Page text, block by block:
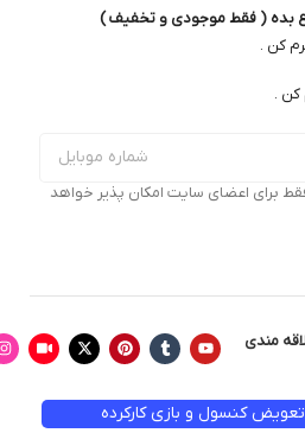
بده ( فقط موجودی و تخفیف )
کن .
کن .
برای اعضای سایت امکان پذیر خواهد
مندی
کنسول و بازی کارکرده